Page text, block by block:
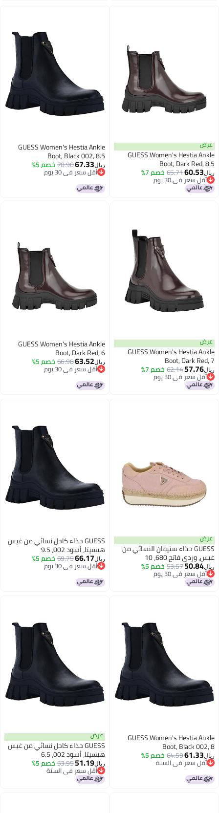
عرض
GUESS Women's Hestia Ankle
Boot, Dark Red, 8.5
ريال60.53
65.71خصم 7%
أقل سعر في 30 يوم
أقل سعر في 30 يوم
GUESS Women's Hestia Ankle
Boot, Black 002, 8.5
ريال67.33
70.90خصم 5%
أقل سعر في 30 يوم
أقل سعر في 30 يوم
عرض
GUESS Women's Hestia Ankle
Boot, Dark Red, 7
ريال57.76
62.14خصم 7%
أقل سعر في 30 يوم
أقل سعر في 30 يوم
GUESS Women's Hestia Ankle
Boot, Dark Red, 6
ريال63.52
66.98خصم 5%
أقل سعر في 30 يوم
أقل سعر في 30 يوم
عرض
GUESS حذاء ستيفان النسائي من
غيس، وردي فاتح 680، 10
ريال50.84
53.57خصم 5%
أقل سعر في 30 يوم
أقل سعر في 30 يوم
GUESS حذاء كاحل نسائي من غيس
هيسيتا، أسود 002، 9.5
ريال66.17
69.75خصم 5%
أقل سعر في 30 يوم
أقل سعر في 30 يوم
GUESS Women's Hestia Ankle
Boot, Black 002, 8
ريال61.33
64.59خصم 5%
أقل سعر في السنة
أقل سعر في السنة
عرض
GUESS حذاء كاحل نسائي من غيس
هيسيتا، أسود 002، 6.5
ريال51.19
53.95خصم 5%
أقل سعر في السنة
أقل سعر في السنة